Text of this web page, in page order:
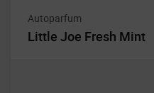
Autoparfum
Little Joe Fresh Mint